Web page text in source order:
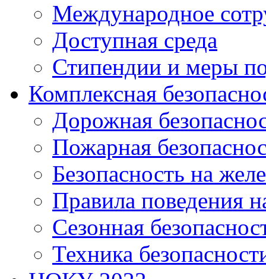
Международное
Доступная среда
Стипендии и меры
Комплексная
Дорожная
Пожарная
Безопасность на
Правила поведения
Сезонная
Техника